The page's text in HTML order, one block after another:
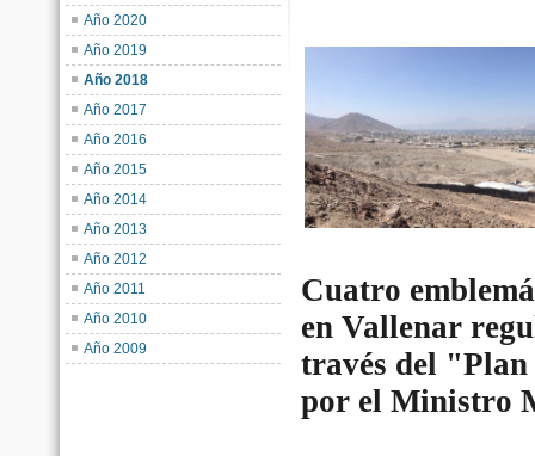
Año 2020
Año 2019
Año 2018
Año 2017
Año 2016
Año 2015
Año 2014
Año 2013
Año 2012
Año 2011
Año 2010
Año 2009
Cuatro
en Vallenar
través del "Plan
por el Ministro